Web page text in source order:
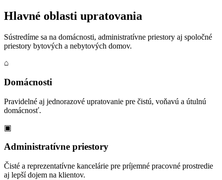
Hlavné oblasti upratovania
Sústredíme sa na domácnosti, administratívne priestory aj spoločné
priestory bytových a nebytových domov.
⌂
Domácnosti
Pravidelné aj jednorazové upratovanie pre čistú, voňavú a útulnú
domácnosť.
▣
Administratívne priestory
Čisté a reprezentatívne kancelárie pre príjemné pracovné prostredie
aj lepší dojem na klientov.